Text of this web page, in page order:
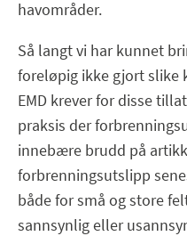
havområder.
Så langt vi har kunnet
foreløpig ikke gjort slike
EMD krever for disse
praksis der
innebære brudd på
forbrenningsutslipp
både for små og store
sannsynlig eller